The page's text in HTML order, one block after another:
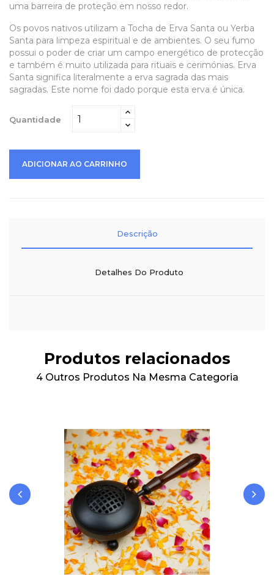
uma barreira de proteção em nosso redor.
Os povos nativos utilizam a Tocha de Erva Santa ou Yerba
Santa para limpeza espiritual e de ambientes. O seu fumo
possui o poder de criar um campo energético de protecção
e também é muito utilizada para rituais e cerimónias. Erva
Santa significa literalmente a erva sagrada das mais
sagradas. Este nome foi dado porque esta erva é única.
Quantidade
ADICIONAR AO CARRINHO
Descrição
Detalhes Do Produto
Produtos relacionados
4 Outros Produtos Na Mesma Categoria